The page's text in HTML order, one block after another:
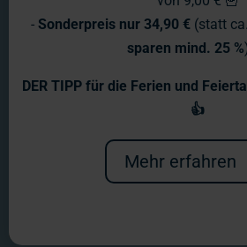
- Sonderpreis nur 34,90 € (statt
sparen mind. 25 %
DER TIPP für die Ferien und
👍
Mehr erfahren